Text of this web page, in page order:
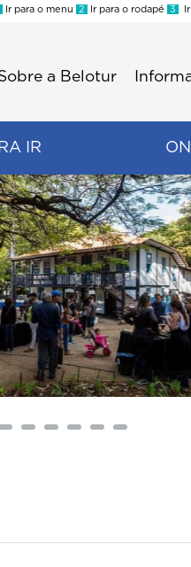
Ir para o menu 2 Ir para o rodapé 3 Ir
a Belotur
IR